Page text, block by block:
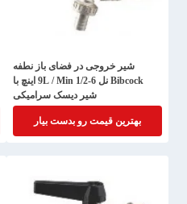
شیر خروجی در فضای باز نطفه
Bibcock نل 6-9L / Min 1/2 اینچ با
شیر دیسک سرامیکی
بهترین قیمت رو بدست بیار